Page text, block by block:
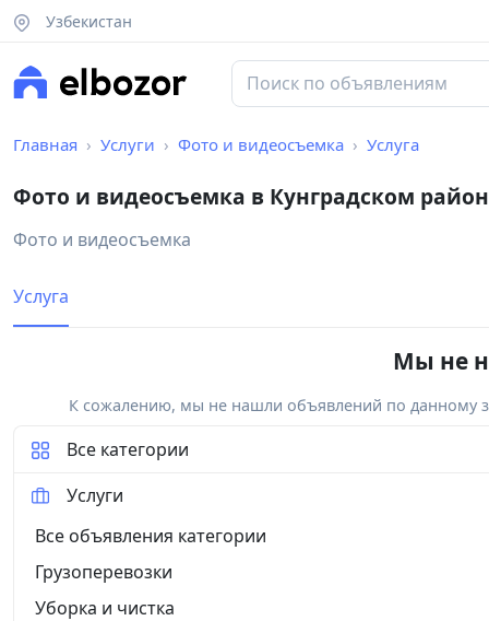
Узбекистан
Главная Услуги Фото и видеосъемка Услуга
Фото и видеосъемка в Кунградском
Фото и видеосъемка
Услуга
Мы не
К сожалению, мы не нашли объявлений по данному
Все категории
Услуги
Все объявления категории
Грузоперевозки
Уборка и чистка